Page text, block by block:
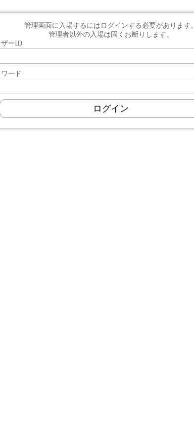
管理画面に入場するにはログインする必要があります。
管理者以外の入場は固くお断りします。
ーID
ード